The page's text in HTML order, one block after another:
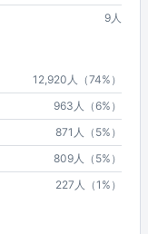
9人
12,920人（74%）
963人（6%）
871人（5%）
809人（5%）
227人（1%）